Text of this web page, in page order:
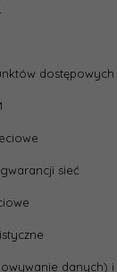
dostępowych
sieć
danych) i